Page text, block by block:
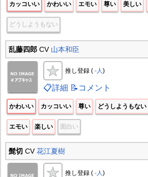
カッコいい かわいい エモい 尊い 美しい
どうしようもない
乱藤四郎CV 山本和臣
推し登録 ( -人)
📋詳細 📝コメント
かわいい カッコいい 尊い どうしようもない
エモい 楽しい 面白い
髭切 CV花江夏樹
推し登録 ( -人 )